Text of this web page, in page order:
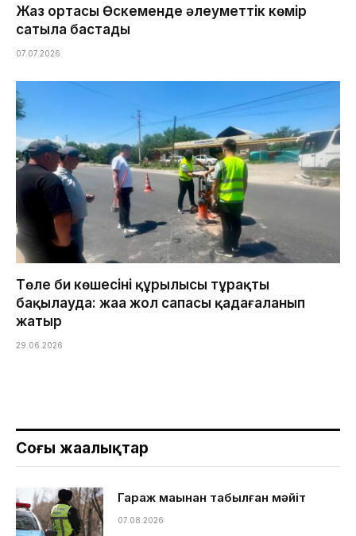
Жаз ортасы Өскеменде әлеуметтік көмір
сатыла бастады
07.07.2026
Төле би көшесінің құрылысы тұрақты
бақылауда: жаңа жол сапасы қадағаланып
жатыр
29.06.2026
Соңғы жаңалықтар
Гараж маңынан табылған мәйіт
07.08.2026